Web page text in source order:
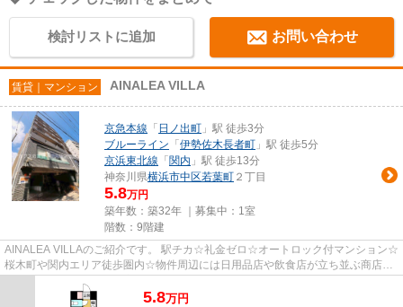
検討リストに追加 お問い合わせ
賃貸｜マンション AINALEA VILLA
京急本線 「 日ノ出町 」駅 徒歩3分
ブルーライン 「 伊勢佐木長者町 」駅 徒歩5分
京浜東北線 「 関内 」駅 徒歩13分
神奈川県横浜市中区若葉町 ２丁目
5.8万円
築年数：築32年 ｜募集中： 1室
階数：9階建
AINALEA VILLAのご紹介です。 駅チカ☆礼金ゼロ☆オートロック付マンション☆
桜木町や関内エリア徒歩圏内☆物件周辺には日用品店や飲食店が立ち並ぶ商店街
5.8万円